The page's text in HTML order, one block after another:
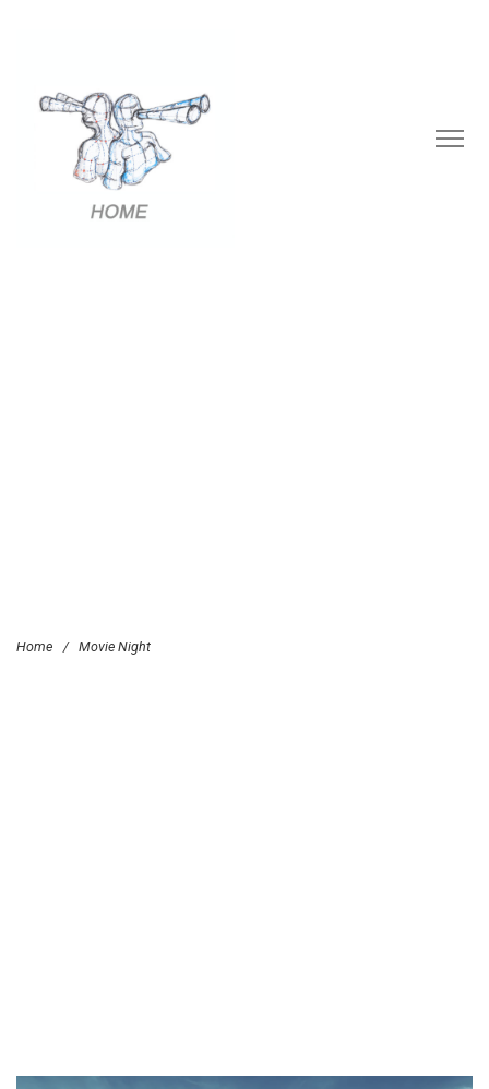
Home / Movie Night